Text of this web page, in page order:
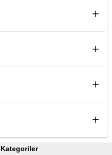
Kategoriler